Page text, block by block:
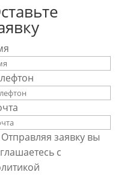
Отправляя заявку вы
с